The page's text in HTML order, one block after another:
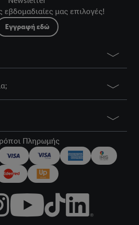
εβδομαδιαίες μας επιλογές!
Εγγραφή εδώ
Πληρωμής